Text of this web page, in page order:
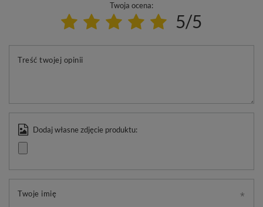
Twoja ocena:
5/5
Treść twojej opinii
Dodaj własne zdjęcie produktu:
Twoje imię